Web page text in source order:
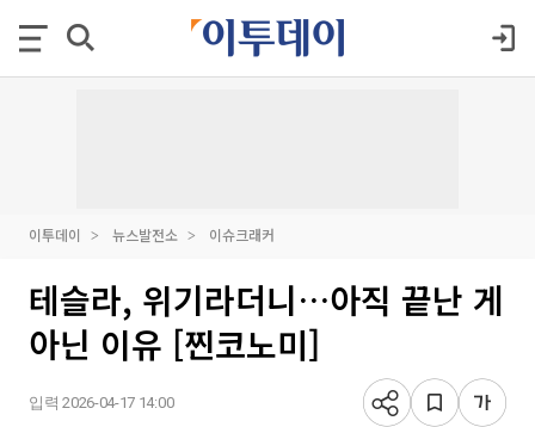
이투데이 뉴스발전소 이슈크래커
테슬라, 위기라더니…아직 끝난 게
아닌 이유 [찐코노미]
입력 2026-04-17 14:00